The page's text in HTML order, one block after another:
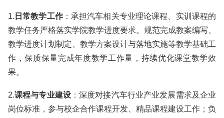
1. 日常教学工作：承担汽车相关专业理论课程、实训课程的
教学任务严格落实学院教学进度要求。规范完成教案编写、
教学进度计划制定、教学方案设计与落地实施等教学基础工
作，保质保量完成年度教学工作量，持续优化课堂教学效
果。
2.课程与专业建设：深度对接汽车行业产业发展需求及企业
岗位标准，参与校企合作课程开发、精品课程建设工作；负